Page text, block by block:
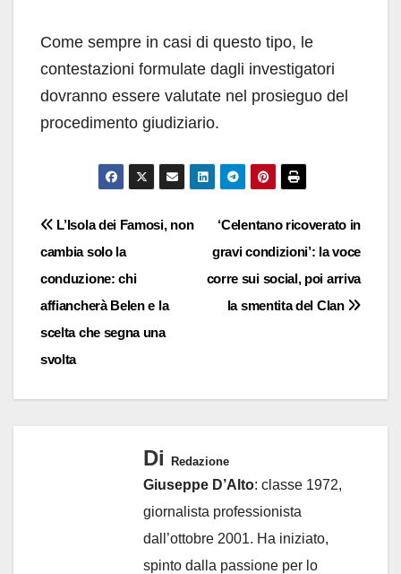
Come sempre in casi di questo tipo, le
contestazioni formulate dagli investigatori
dovranno essere valutate nel prosieguo del
procedimento giudiziario.
Navigazione
articoli
‘Celentano ricoverato in
gravi condizioni’: la voce
corre sui social, poi arriva
la smentita del Clan
L’Isola dei Famosi, non
cambia solo la
conduzione: chi
affiancherà Belen e la
scelta che segna una
svolta
Di Redazione
Giuseppe D’Alto: classe 1972,
giornalista professionista
dall’ottobre 2001. Ha iniziato,
spinto dalla passione per lo